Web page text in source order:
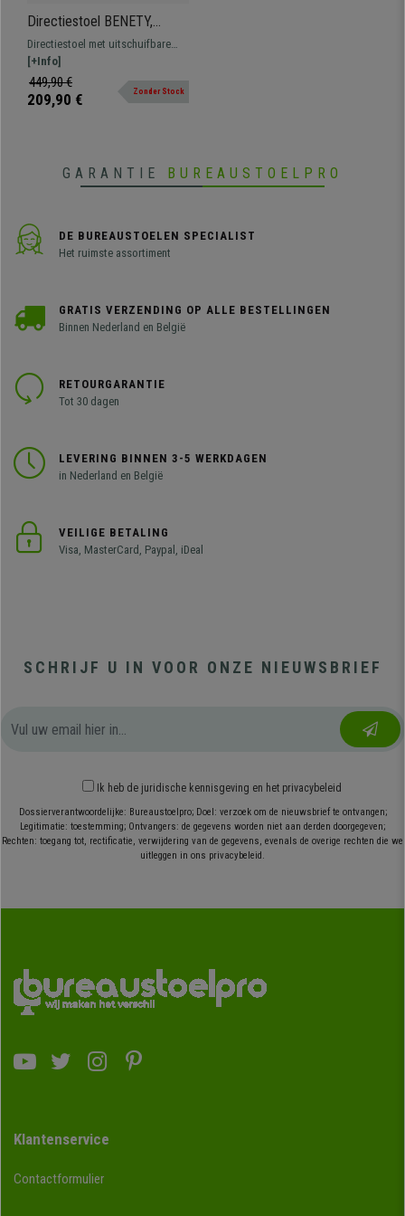
Directiestoel BENETY,
Uitschuifbare Voetensteun,
met Dikke Vulling, in Zwarte
Stof
Directiestoel met uitschuifbare
voetensteun, met dikke vulling
bekleed met stof verkrijgbaar in
verschillende kleuren.
[+Info]
449,90 €
209,90 € Zonder Stock
GARANTIE BUREAUSTOELPRO
DE BUREAUSTOELEN SPECIALIST
Het ruimste assortiment
GRATIS VERZENDING OP ALLE BESTELLINGEN
Binnen Nederland en België
RETOURGARANTIE
Tot 30 dagen
LEVERING BINNEN 3-5 WERKDAGEN
in Nederland en België
VEILIGE BETALING
Visa, MasterCard, Paypal, iDeal
SCHRIJF U IN VOOR ONZE NIEUWSBRIEF
Ik heb de juridische kennisgeving en het privacybeleid
Dossierverantwoordelijke: Bureaustoelpro; Doel: verzoek om de nieuwsbrief te ontvangen;
Legitimatie: toestemming; Ontvangers: de gegevens worden niet aan derden doorgegeven;
Rechten: toegang tot, rectificatie, verwijdering van de gegevens, evenals de overige rechten die we
uitleggen in ons privacybeleid.
Klantenservice
Contactformulier